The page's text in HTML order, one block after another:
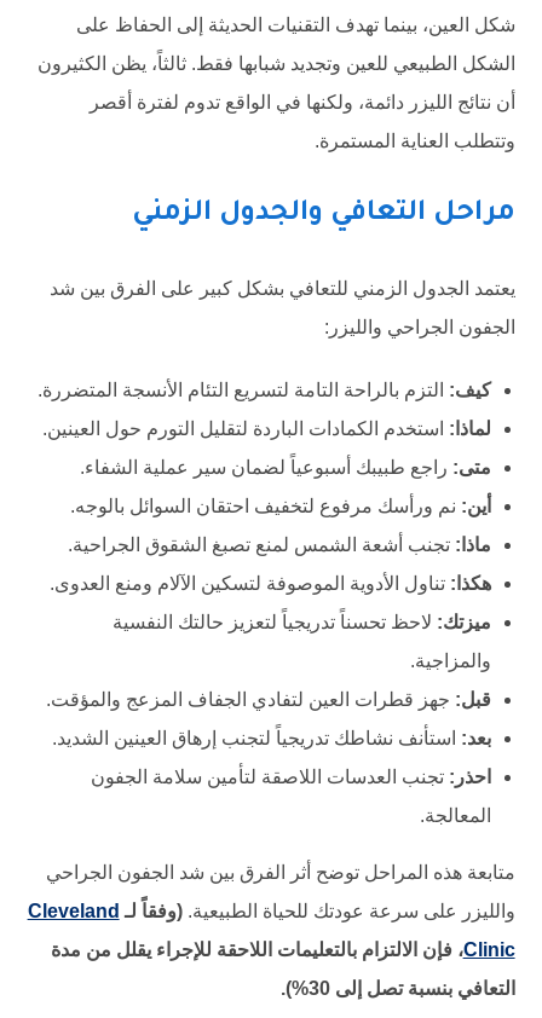
شكل العين، بينما تهدف التقنيات الحديثة إلى الحفاظ على
الشكل الطبيعي للعين وتجديد شبابها فقط. ثالثاً، يظن الكثيرون
أن نتائج الليزر دائمة، ولكنها في الواقع تدوم لفترة أقصر
وتتطلب العناية المستمرة.
مراحل التعافي والجدول الزمني
يعتمد الجدول الزمني للتعافي بشكل كبير على الفرق بين شد
الجفون الجراحي والليزر:
كيف: التزم بالراحة التامة لتسريع التئام الأنسجة المتضررة.
لماذا: استخدم الكمادات الباردة لتقليل التورم حول العينين.
متى: راجع طبيبك أسبوعياً لضمان سير عملية الشفاء.
أين: نم ورأسك مرفوع لتخفيف احتقان السوائل بالوجه.
ماذا: تجنب أشعة الشمس لمنع تصبغ الشقوق الجراحية.
هكذا: تناول الأدوية الموصوفة لتسكين الآلام ومنع العدوى.
ميزتك: لاحظ تحسناً تدريجياً لتعزيز حالتك النفسية
والمزاجية.
قبل: جهز قطرات العين لتفادي الجفاف المزعج والمؤقت.
بعد: استأنف نشاطك تدريجياً لتجنب إرهاق العينين الشديد.
احذر: تجنب العدسات اللاصقة لتأمين سلامة الجفون
المعالجة.
متابعة هذه المراحل توضح أثر الفرق بين شد الجفون الجراحي
والليزر على سرعة عودتك للحياة الطبيعية.(وفقاً لـ Cleveland
Clinic، فإن الالتزام بالتعليمات اللاحقة للإجراء يقلل من مدة
التعافي بنسبة تصل إلى 30%).